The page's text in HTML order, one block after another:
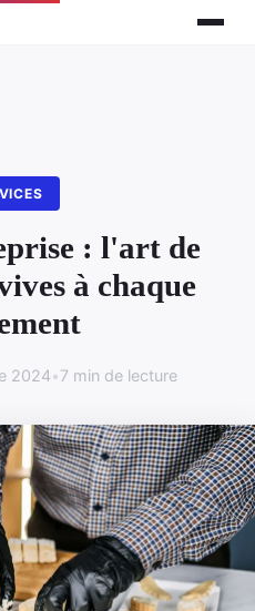
: l'art de
à chaque
2024•7 min de lecture